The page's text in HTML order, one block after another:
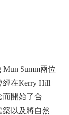
Mun Summ兩位
經在Kerry Hill
而開始了合
築以及將自然